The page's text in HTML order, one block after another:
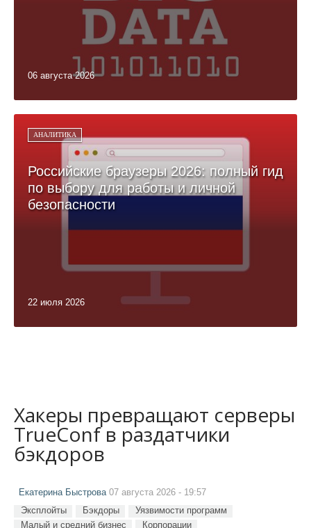
06 августа 2026
АНАЛИТИКА
Российские браузеры 2026: полный гид
по выбору для работы и личной
безопасности
22 июля 2026
Хакеры превращают серверы
TrueConf в раздатчики
бэкдоров
Екатерина Быстрова07 августа 2026 - 19:57
Эксплойты Бэкдоры
Уязвимости программ
Малый и средний бизнес
Корпорации